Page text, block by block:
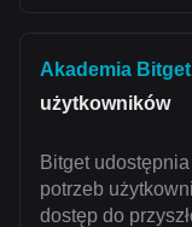
Akademia Bitget
użytkowników
Bitget
potrzeb
dostęp do